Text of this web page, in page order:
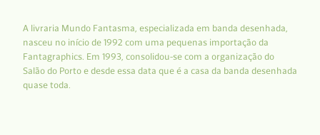
A livraria Mundo Fantasma, especializada em banda desenhada,
nasceu no início de 1992 com uma pequenas importação da
Fantagraphics. Em 1993, consolidou-se com a organização do
Salão do Porto e desde essa data que é a casa da banda desenhada
quase toda.